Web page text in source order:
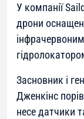
У компанії
дрони
Засновник і
Дженкінс
несе датчики